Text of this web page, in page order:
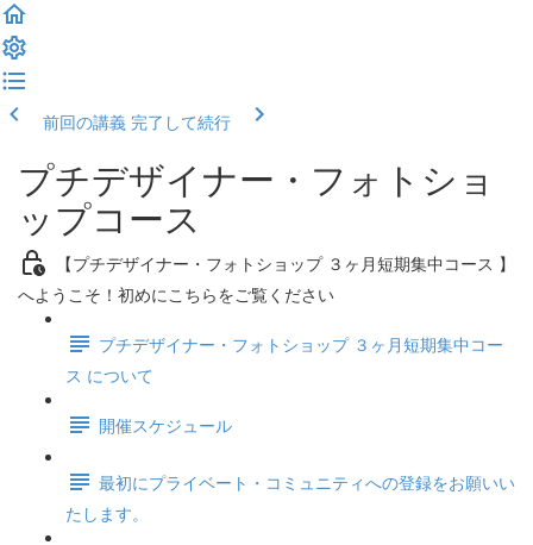
前回の講義 完了して続行
プチデザイナー・フォトショ
ップコース
【プチデザイナー・フォトショップ ３ヶ月短期集中コース 】
へようこそ！初めにこちらをご覧ください
プチデザイナー・フォトショップ ３ヶ月短期集中コー
ス について
開催スケジュール
最初にプライベート・コミュニティへの登録をお願いい
たします。